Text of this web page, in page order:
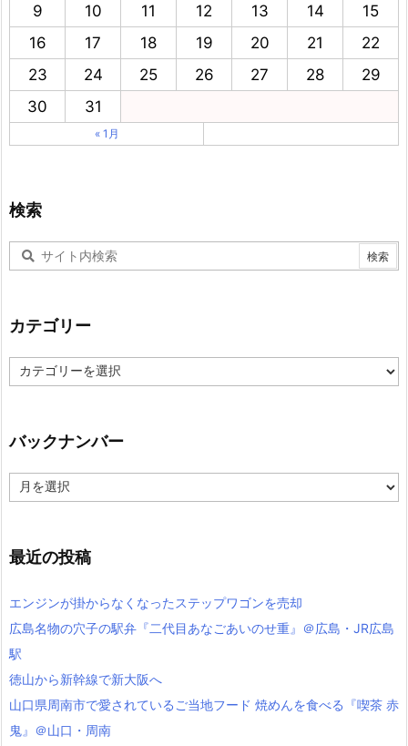
9
10 11 12 13 14
15
16
17 18 19 20 21
22
23
24 25 26 27 28
29
30
31
« 1月
検索
カテゴリー
テ
ー
バックナンバー
ッ
ン
バ
最近の投稿
エンジンが掛からなくなったステップワゴンを売却
広島名物の穴子の駅弁『二代目あなごあいのせ重』＠広島・JR広島
駅
徳山から新幹線で新大阪へ
山口県周南市で愛されているご当地フード 焼めんを食べる『喫茶 赤
鬼』＠山口・周南